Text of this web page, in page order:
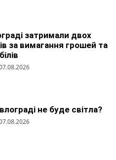
затримали двох
за вимагання грошей та
не буде світла?